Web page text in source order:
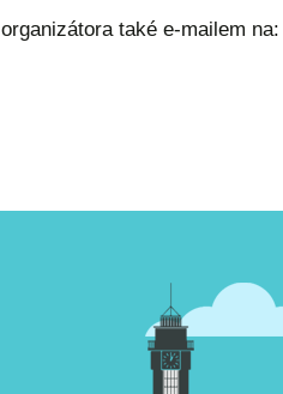
také e-mailem na: